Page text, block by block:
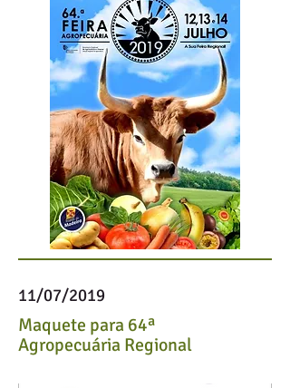
11/07/2019
Maquete para 64ª
Agropecuária Regional